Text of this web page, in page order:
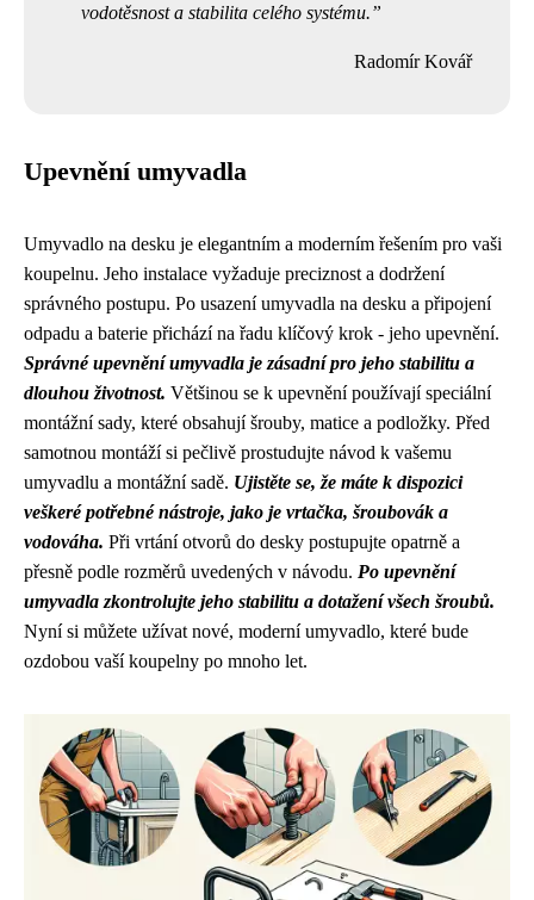
vodotěsnost a stabilita celého systému.
Radomír Kovář
Upevnění umyvadla
Umyvadlo na desku je elegantním a moderním řešením pro vaši
koupelnu. Jeho instalace vyžaduje preciznost a dodržení
správného postupu. Po usazení umyvadla na desku a připojení
odpadu a baterie přichází na řadu klíčový krok - jeho upevnění.
Správné upevnění umyvadla je zásadní pro jeho stabilitu a
dlouhou životnost. Většinou se k upevnění používají speciální
montážní sady, které obsahují šrouby, matice a podložky. Před
samotnou montáží si pečlivě prostudujte návod k vašemu
umyvadlu a montážní sadě. Ujistěte se, že máte k dispozici
veškeré potřebné nástroje, jako je vrtačka, šroubovák a
vodováha. Při vrtání otvorů do desky postupujte opatrně a
přesně podle rozměrů uvedených v návodu. Po upevnění
umyvadla zkontrolujte jeho stabilitu a dotažení všech šroubů.
Nyní si můžete užívat nové, moderní umyvadlo, které bude
ozdobou vaší koupelny po mnoho let.